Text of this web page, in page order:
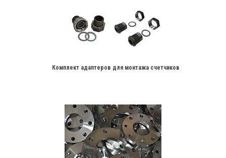
Комплект адаптеров для монтажа счетчиков